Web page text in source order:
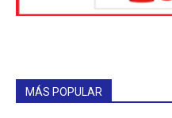
MÁS POPULAR